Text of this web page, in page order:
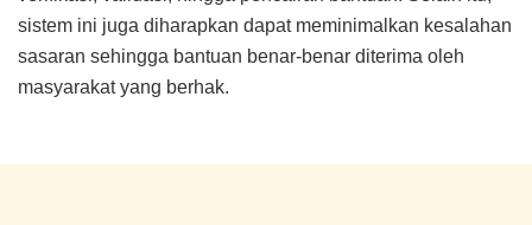
sistem ini juga diharapkan dapat meminimalkan kesalahan
sasaran sehingga bantuan benar-benar diterima oleh
masyarakat yang berhak.